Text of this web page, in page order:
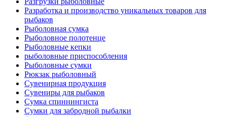
Разработка и производство уникальных товаров для
рыбаков
Рыболовная сумка
Рыболовное полотенце
Рыболовные кепки
рыболовные приспособления
Рыболовные сумки
Рюкзак рыболовный
Сувенирная продукция
Сувениры для рыбаков
Сумка спиннингиста
Сумки для забродной рыбалки